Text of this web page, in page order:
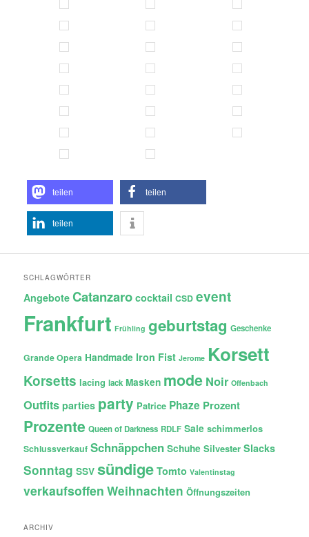
teilen teilen
teilen
SCHLAGWÖRTER
Angebote Catanzaro cocktail CSD event
Frankfurt Frühling geburtstag Geschenke
Grande Opera Handmade Iron Fist Jerome Korsett
Korsetts lacing lack Masken mode Noir Offenbach
Outfits parties party Patrice Phaze Prozent
Prozente Queen of Darkness RDLF Sale schimmerlos
Schlussverkauf Schnäppchen Schuhe Silvester Slacks
Sonntag SSV sündige Tomto Valentinstag
verkaufsoffen Weihnachten Öffnungszeiten
ARCHIV